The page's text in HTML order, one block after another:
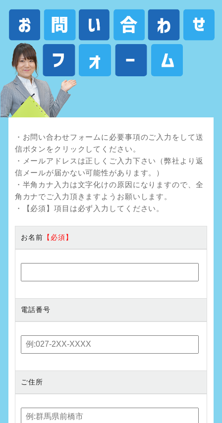
・お問い合わせフォームに必要事項のご入力をして送
信ボタンをクリックしてください。
・メールアドレスは正しくご入力下さい（弊社より返
信メールが届かない可能性があります。）
・半角カナ入力は文字化けの原因になりますので、全
角カナでご入力頂きますようお願いします。
・【必須】項目は必ず入力してください。
お名前
電話番号
ご住所